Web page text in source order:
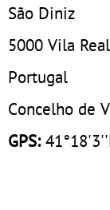
São Diniz
5000 Vila Real
Portugal
Concelho de
GPS: